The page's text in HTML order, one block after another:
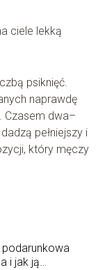
ciele lekką
psiknięć.
naprawdę
Czasem dwa–
pełniejszy i
który męczy
i jak ją